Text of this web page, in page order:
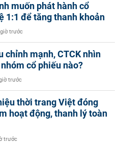
muốn phát hành cổ
1:1 để tăng thanh khoản
trước
chỉnh mạnh, CTCK nhìn
cổ phiếu nào?
trước
thời trang Việt đóng
hoạt động, thanh lý toàn
trước